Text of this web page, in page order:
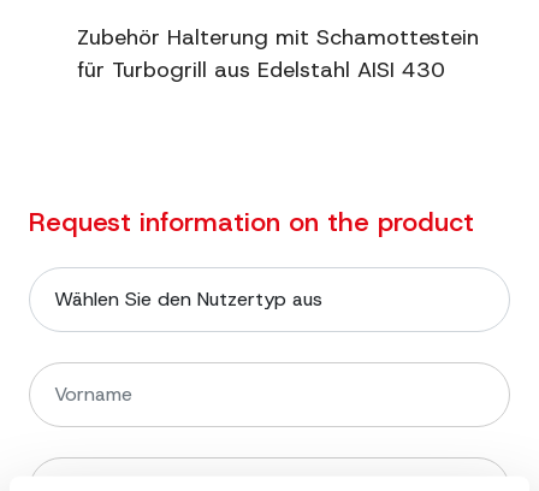
Bruttogewicht
Zubehör Halterung mit Schamottestein
für Turbogrill aus Edelstahl AISI 430
Request information on the product